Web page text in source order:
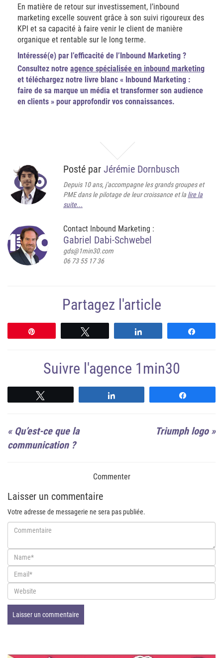
En matière de retour sur investissement, l’inbound
marketing excelle souvent grâce à son suivi rigoureux des
KPI et sa capacité à faire venir le client de manière
organique et rentable sur le long terme.
Intéressé(e) par l’efficacité de l’Inbound Marketing ?
Consultez notre agence spécialisée en inbound marketing
et téléchargez notre livre blanc « Inbound Marketing :
faire de sa marque un média et transformer son audience
en clients » pour approfondir vos connaissances.
Posté par Jérémie Dornbusch
Depuis 10 ans, j'accompagne les grands groupes et
PME dans le pilotage de leur croissance et la lire la
suite...
Contact Inbound Marketing :
Gabriel Dabi-Schwebel
gds@1min30.com
06 73 55 17 36
Partagez l'article
Suivre l'agence 1min30
« Qu’est-ce que la
communication ?
Triumph logo»
Commenter
Laisser un commentaire
Votre adresse de messagerie ne sera pas publiée.